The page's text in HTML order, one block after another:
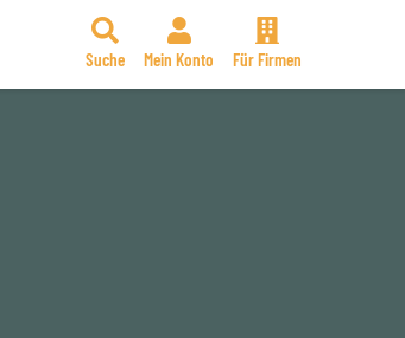
Suche Mein Konto Für Firmen